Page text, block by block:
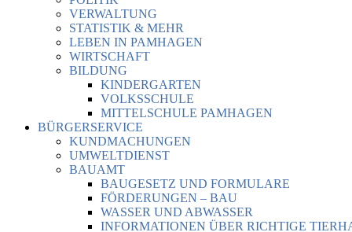
VERWALTUNG
STATISTIK & MEHR
LEBEN IN PAMHAGEN
WIRTSCHAFT
BILDUNG
KINDERGARTEN
VOLKSSCHULE
MITTELSCHULE PAMHAGEN
BÜRGERSERVICE
KUNDMACHUNGEN
UMWELTDIENST
BAUAMT
BAUGESETZ UND FORMULARE
FÖRDERUNGEN – BAU
WASSER UND ABWASSER
INFORMATIONEN ÜBER RICHTIGE